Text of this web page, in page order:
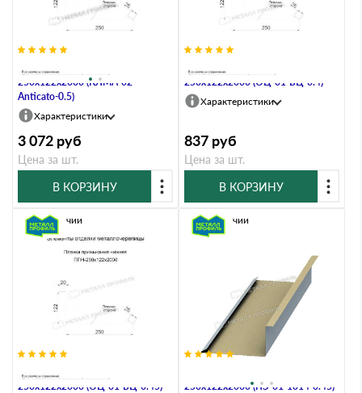
Планка примыкания нижняя
250х122х2000 (КЛМА-02-
Anticato-0.5)
Характеристики
3 072 руб
Цена за шт.
В КОРЗИНУ
Планка примыкания нижняя
250х122х2000 (ОЦ-01-БЦ-0.4)
Характеристики
837 руб
Цена за шт.
В КОРЗИНУ
Планка примыкания нижняя
250х122х2000 (ОЦ-01-БЦ-0.45)
В наличии
250х122х2000 (ПЭ-01-1014-0.45)
В наличии